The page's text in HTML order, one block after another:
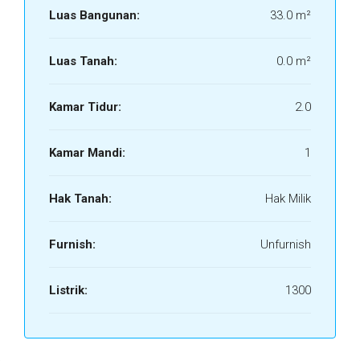
Luas Bangunan: 33.0 m²
Luas Tanah: 0.0 m²
Kamar Tidur: 2.0
Kamar Mandi: 1
Hak Tanah: Hak Milik
Furnish: Unfurnish
Listrik: 1300